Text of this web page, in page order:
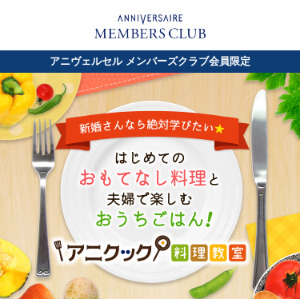
アニヴェルセル メンバーズクラブ会員限定